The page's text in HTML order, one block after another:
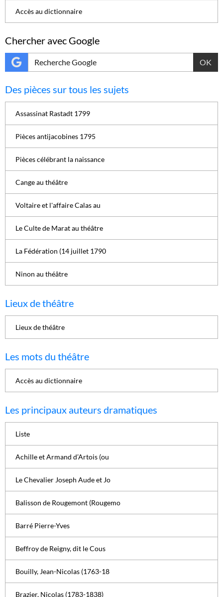
Accès au dictionnaire
Chercher avec Google
OK
Des pièces sur tous les sujets
Assassinat Rastadt 1799
Pièces antijacobines 1795
Pièces célébrant la naissance
Cange au théâtre
Voltaire et l'affaire Calas au
Le Culte de Marat au théâtre
La Fédération (14 juillet 1790
Ninon au théâtre
Lieux de théâtre
Lieux de théâtre
Les mots du théâtre
Accès au dictionnaire
Les principaux auteurs dramatiques
Liste
Achille et Armand d’Artois (ou
Le Chevalier Joseph Aude et Jo
Balisson de Rougemont (Rougemo
Barré Pierre-Yves
Beffroy de Reigny, dit le Cous
Bouilly, Jean-Nicolas (1763-18
Brazier, Nicolas (1783-1838)